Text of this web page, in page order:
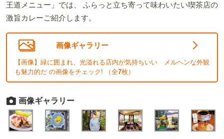
王道メニュー」では、 ふらっと立ち寄って味わいたい喫茶店の
激旨カレーご紹介します。
画像ギャラリー
【画像】緑に囲まれ、光溢れる店内が気持ちいい メルヘンな外観
も魅力的だ の画像をチェック! （全7枚）
画像ギャラリー